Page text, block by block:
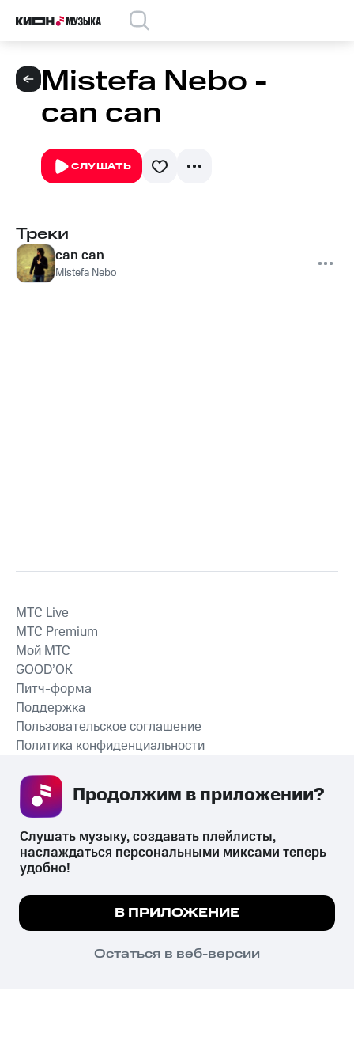
Mistefa Nebo -
can can
СЛУШАТЬ
Треки
can can
Mistefa Nebo
СКАЧАТЬ ПРИЛОЖЕНИЕ
MTС Live
MTС Premium
Мой МТС
GOOD’OK
Питч-форма
Поддержка
Пользовательское соглашение
Политика конфиденциальности
психотропных веществ, их аналогов причиняет вред здоровью,
их незаконный оборот запрещён и влечёт установленную
законодательством ответственность.
© 2026 ООО «КИОН».
Все права защищены
Мы используем куки, чтобы на сайте все
Подробнее
ПОНЯТНО
Слушать музыку, создавать плейлисты,
наслаждаться персональными миксами теперь
удобно!
В ПРИЛОЖЕНИЕ
Остаться в веб-версии